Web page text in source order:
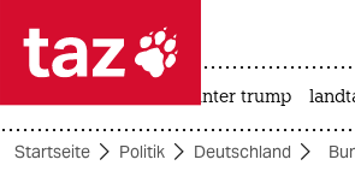
 taz zahl ich
taz zahl ich
usa unter trump
Startseite Politik Deutschland